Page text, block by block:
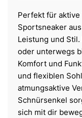
Perfekt für aktive
Sportsneaker
Leistung und
oder unterwegs
Komfort und
und flexiblen
atmungsaktive
Schnürsenkel
sich mit dir